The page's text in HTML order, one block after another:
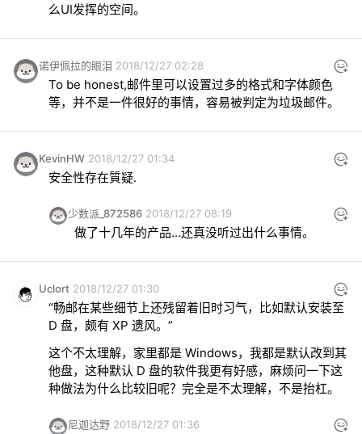
么UI发挥的空间。
诺伊佩拉的眼泪 2018/12/27 02:28
To be honest,邮件里可以设置过多的格式和字体颜色
等，并不是一件很好的事情，容易被判定为垃圾邮件。
KevinHW 2018/12/27 01:34
安全性存在質疑.
少数派_872586 2018/12/27 08:19
做了十几年的产品...还真没听过出什么事情。
Uclort 2018/12/27 01:30
“畅邮在某些细节上还残留着旧时习气，比如默认安装至
这个不太理解，家里都是 Windows，我都是默认改到其
他盘，这种默认 D 盘的软件我更有好感，麻烦问一下这
种做法为什么比较旧呢？完全是不太理解，不是抬杠。
尼迦达野 2018/12/27 01:36